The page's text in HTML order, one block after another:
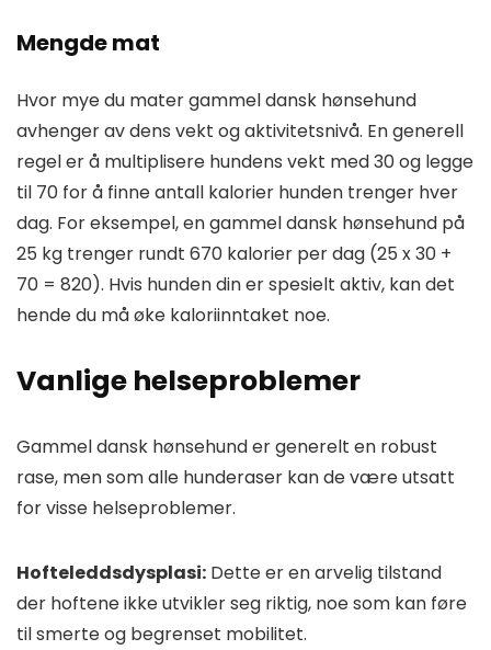
Mengde mat
Hvor mye du mater gammel dansk hønsehund
avhenger av dens vekt og aktivitetsnivå. En generell
regel er å multiplisere hundens vekt med 30 og legge
til 70 for å finne antall kalorier hunden trenger hver
dag. For eksempel, en gammel dansk hønsehund på
25 kg trenger rundt 670 kalorier per dag (25 x 30 +
70 = 820). Hvis hunden din er spesielt aktiv, kan det
hende du må øke kaloriinntaket noe.
Vanlige helseproblemer
Gammel dansk hønsehund er generelt en robust
rase, men som alle hunderaser kan de være utsatt
for visse helseproblemer.
Hofteleddsdysplasi: Dette er en arvelig tilstand
der hoftene ikke utvikler seg riktig, noe som kan føre
til smerte og begrenset mobilitet.